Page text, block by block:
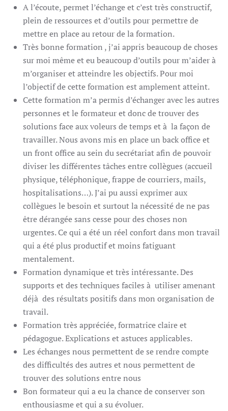
A l’écoute, permet l’échange et c’est très constructif,
plein de ressources et d’outils pour permettre de
mettre en place au retour de la formation.
Très bonne formation , j’ai appris beaucoup de choses
sur moi même et eu beaucoup d’outils pour m’aider à
m’organiser et atteindre les objectifs. Pour moi
l’objectif de cette formation est amplement atteint.
Cette formation m’a permis d’échanger avec les autres
personnes et le formateur et donc de trouver des
solutions face aux voleurs de temps et à la façon de
travailler. Nous avons mis en place un back office et
un front office au sein du secrétariat afin de pouvoir
diviser les différentes tâches entre collègues (accueil
physique, téléphonique, frappe de courriers, mails,
hospitalisations…). J’ai pu aussi exprimer aux
collègues le besoin et surtout la nécessité de ne pas
être dérangée sans cesse pour des choses non
urgentes. Ce qui a été un réel confort dans mon travail
qui a été plus productif et moins fatiguant
mentalement.
Formation dynamique et très intéressante. Des
supports et des techniques faciles à utiliser amenant
déjà des résultats positifs dans mon organisation de
travail.
Formation très appréciée, formatrice claire et
pédagogue. Explications et astuces applicables.
Les échanges nous permettent de se rendre compte
des difficultés des autres et nous permettent de
trouver des solutions entre nous
Bon formateur qui a eu la chance de conserver son
enthousiasme et qui a su évoluer.